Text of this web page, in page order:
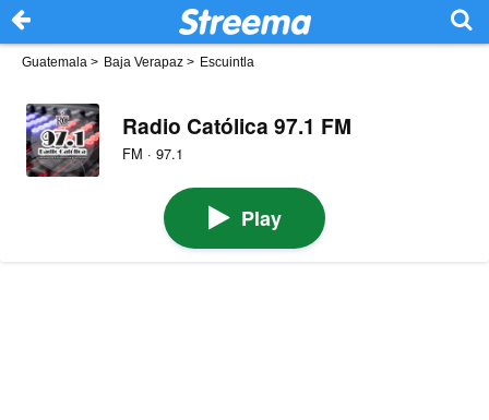
Guatemala > Baja Verapaz > Escuintla
Radio Católica 97.1 FM
FM · 97.1
Play